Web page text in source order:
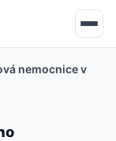
nemocnice v